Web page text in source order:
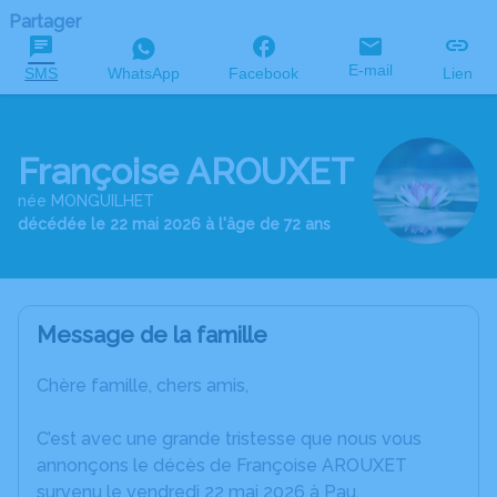
Partager
SMS WhatsApp Facebook E-mail Lien
Françoise AROUXET
née MONGUILHET
décédée le 22 mai 2026 à l'âge de 72 ans
Message de la famille
Chère famille, chers amis,
C’est avec une grande tristesse que nous vous
annonçons le décès de Françoise AROUXET
survenu le vendredi 22 mai 2026 à Pau.